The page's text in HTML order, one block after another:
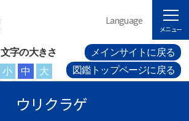
文字の大きさ
小
中 大
メインサイトに戻る
図鑑トップページに戻る
Language
メニュー
ウリクラゲ